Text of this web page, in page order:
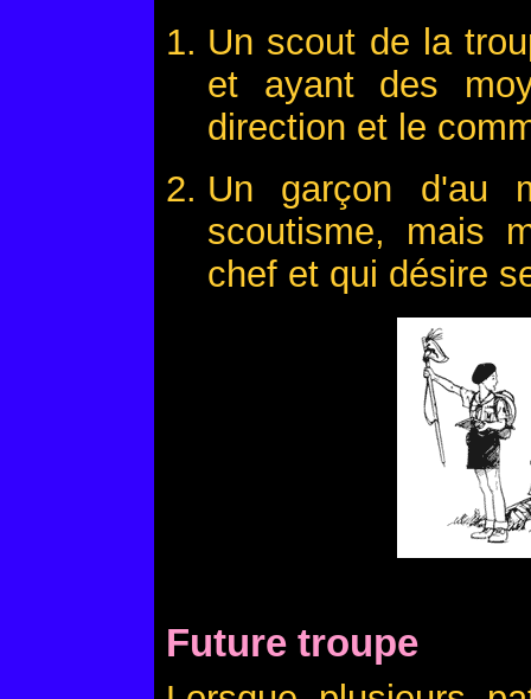
Un scout de la
et ayant des
direction et le
Un garçon d'au
scoutisme, mais
chef et qui désire
Future troupe